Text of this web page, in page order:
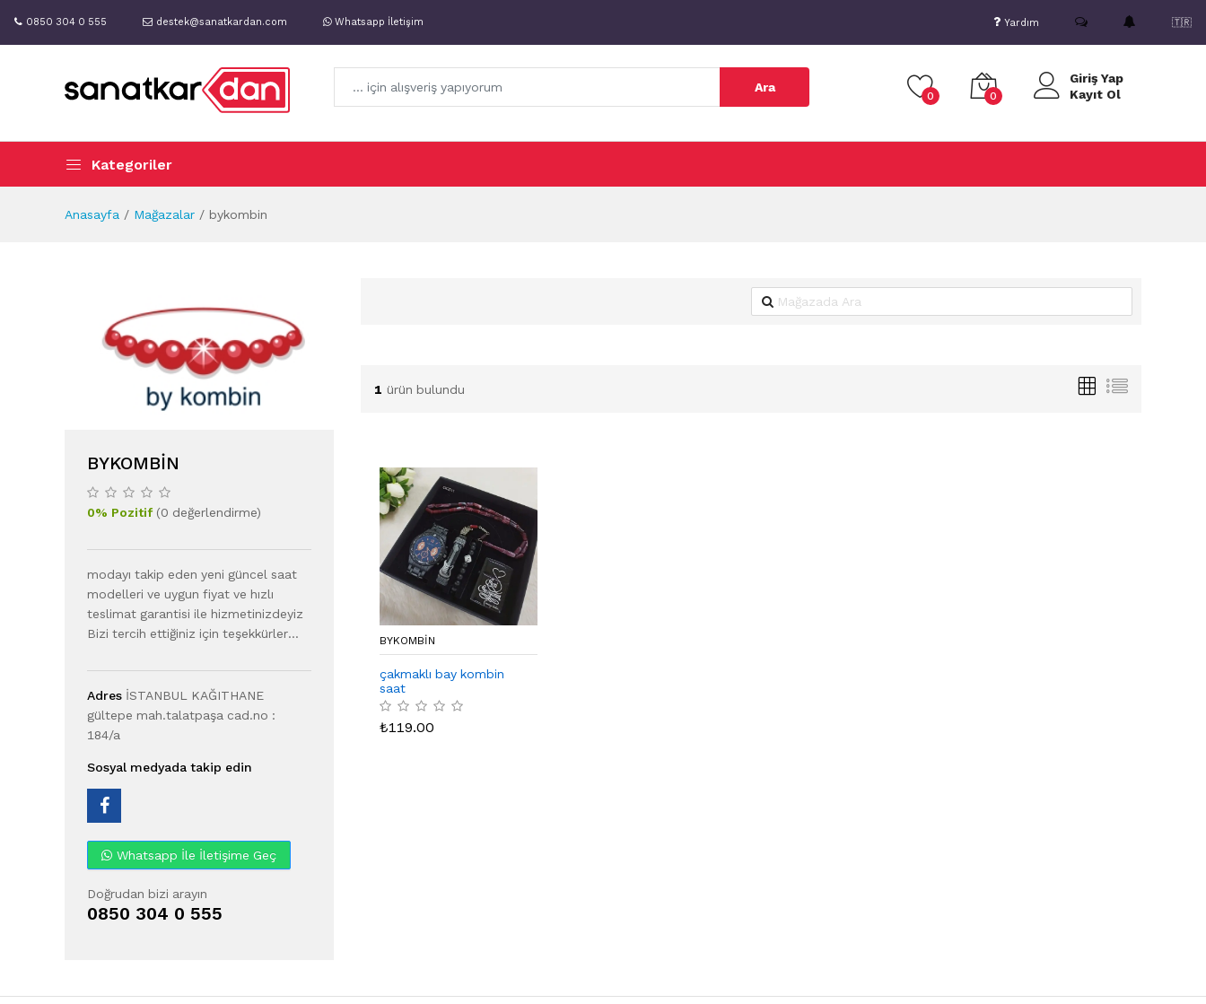
0850 304 0 555 destek@sanatkardan.com Whatsapp İletişim Yardım 🇹🇷
Ara
0 0
Giriş Yap
Kayıt Ol
Kategoriler
Anasayfa Mağazalar bykombin
BYKOMBIN
0% Pozitif(0 değerlendirme)
modayı takip eden yeni güncel saat
modelleri ve uygun fiyat ve hızlı
teslimat garantisi ile hizmetinizdeyiz
Bizi tercih ettiğiniz için teşekkürler...
Adres İSTANBUL KAĞITHANE
gültepe mah.talatpaşa cad.no :
184/a
Sosyal medyada takip edin
Whatsapp İle İletişime Geç
Doğrudan bizi arayın
0850 304 0 555
1 ürün bulundu
BYKOMBIN
çakmaklı bay kombin
saat
₺119.00